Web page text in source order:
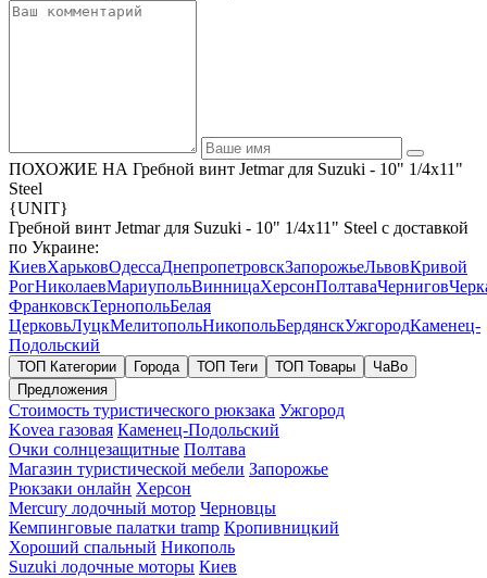
ПОХОЖИЕ НА Гребной винт Jetmar для Suzuki - 10" 1/4x11"
Steel
{UNIT}
Гребной винт Jetmar для Suzuki - 10" 1/4x11" Steel с доставкой
по Украине:
КиевХарьковОдессаДнепропетровскЗапорожьеЛьвовКривой
РогНиколаевМариупольВинницаХерсонПолтаваЧернигов
ФранковскТернопольБелая
ЦерковьЛуцкМелитопольНикопольБердянскУжгородКаменец-
Подольский
ТОП Категории Города ТОП Теги ТОП Товары
ЧаВо
Предложения
Стоимость туристического рюкзака Ужгород
Kovea газовая Каменец-Подольский
Очки солнцезащитные Полтава
Магазин туристической мебели Запорожье
Рюкзаки онлайн Херсон
Mercury лодочный мотор Черновцы
Кемпинговые палатки tramp Кропивницкий
Хороший спальный Никополь
Suzuki лодочные моторы Киев